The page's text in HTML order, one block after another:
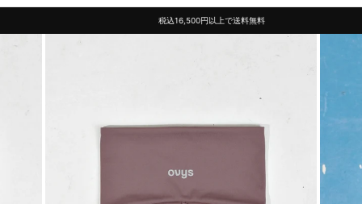
Pause
税込16,500円以上で送料無料